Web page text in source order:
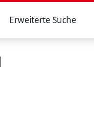
Erweiterte Suche